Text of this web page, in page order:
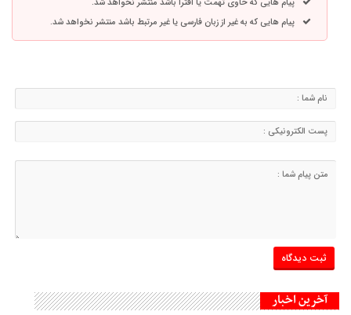
پیام هایی که حاوی تهمت یا افترا باشد منتشر نخواهد شد.
پیام هایی که به غیر از زبان فارسی یا غیر مرتبط باشد منتشر نخواهد شد.
آخرین اخبار